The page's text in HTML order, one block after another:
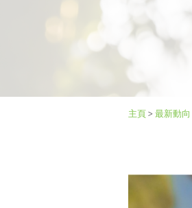
主頁> 最新動向